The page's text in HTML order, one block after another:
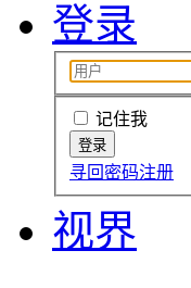
登录
记住我
寻回密码注册
视界